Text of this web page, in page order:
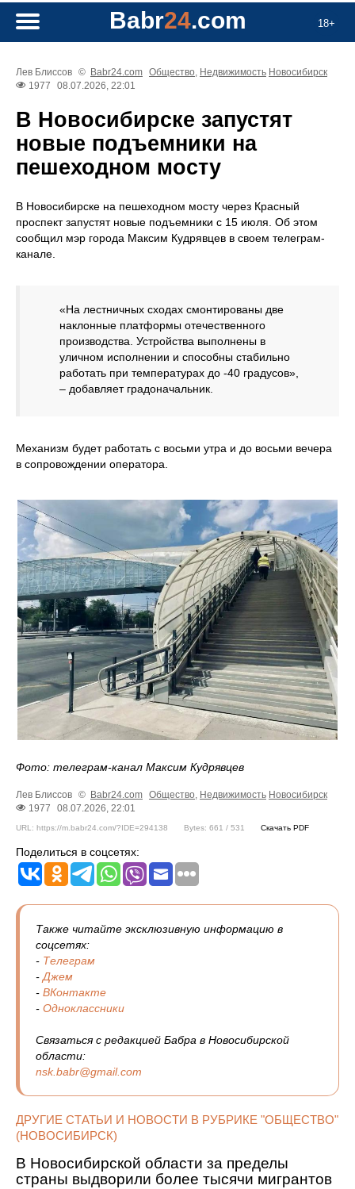
18+
Babr24.com
Лев Блиссов © Babr24.com Общество, Недвижимость Новосибирск
1977
08.07.2026, 22:01
В Новосибирске запустят
новые подъемники на
пешеходном мосту
В Новосибирске на пешеходном мосту через Красный
проспект запустят новые подъемники с 15 июля. Об этом
сообщил мэр города Максим Кудрявцев в своем телеграм-
канале.
«На лестничных сходах смонтированы две
наклонные платформы отечественного
производства. Устройства выполнены в
уличном исполнении и способны стабильно
работать при температурах до -40 градусов»,
– добавляет градоначальник.
Механизм будет работать с восьми утра и до восьми вечера
в сопровождении оператора.
Фото: телеграм-канал Максим Кудрявцев
Лев Блиссов © Babr24.com Общество, Недвижимость Новосибирск
1977
08.07.2026, 22:01
URL: https://m.babr24.com/?IDE=294138 Bytes: 661 / 531 Скачать PDF
Поделиться в соцсетях:
Также читайте эксклюзивную информацию в
соцсетях:
- Телеграм
- Джем
- ВКонтакте
- Одноклассники
Связаться с редакцией Бабра в Новосибирской
области:
nsk.babr@gmail.com
ДРУГИЕ СТАТЬИ И НОВОСТИ В РУБРИКЕ "ОБЩЕСТВО"
(НОВОСИБИРСК)
В Новосибирской области за пределы
страны выдворили более тысячи мигрантов